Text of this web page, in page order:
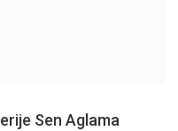
Sen Aglama